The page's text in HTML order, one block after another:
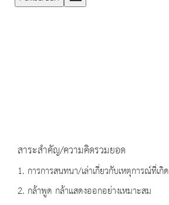
สาระสำคัญ/ความคิดรวมยอด
1. การการสนทนา/เล่าเกี่ยวกับเหตุการณ์ที่เ
2. กล้าพูด กล้าแสดงออกอย่างเหมาะสม